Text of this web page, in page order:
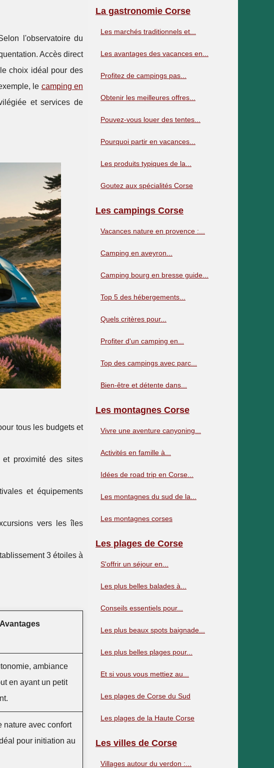
l'observatoire du
Accès direct
le choix idéal pour des
le camping en
et services de
tous les budgets et
et proximité des sites
et équipements
vers les îles
3 étoiles à
Avantages
ambiance
en ayant un petit
nature avec confort
pour initiation au
La gastronomie Corse
Les marchés traditionnels et...
Les avantages des vacances en...
Profitez de campings pas...
Obtenir les meilleures offres...
Pouvez-vous louer des tentes...
Pourquoi partir en vacances...
Les produits typiques de la...
Goutez aux spécialités Corse
Les campings Corse
Vacances nature en provence :...
Camping en aveyron...
Camping bourg en bresse guide...
Top 5 des hébergements...
Quels critères pour...
Profiter d'un camping en...
Top des campings avec parc...
Bien-être et détente dans...
Les montagnes Corse
Vivre une aventure canyoning...
Activités en famille à...
Idées de road trip en Corse...
Les montagnes du sud de la...
Les montagnes corses
Les plages de Corse
S'offrir un séjour en...
Les plus belles balades à...
Conseils essentiels pour...
Les plus beaux spots baignade...
Les plus belles plages pour...
Et si vous vous mettiez au...
Les plages de Corse du Sud
Les plages de la Haute Corse
Les villes de Corse
Villages autour du verdon :...